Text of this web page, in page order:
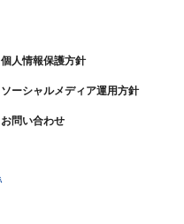
個人情報保護方針
ソーシャルメディア運用方針
お問い合わせ